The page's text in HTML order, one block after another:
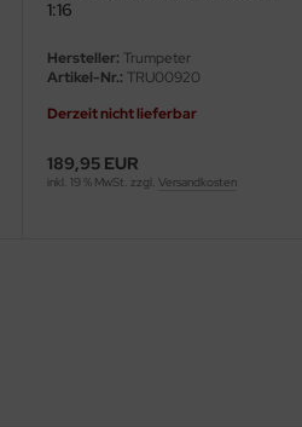
1:16
Hersteller: Trumpeter
Artikel-Nr.: TRU00920
Derzeit nicht lieferbar
189,95 EUR
inkl. 19 % MwSt. zzgl. Versandkosten